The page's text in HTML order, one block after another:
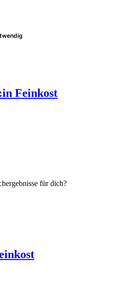
Feinkost
für dich?